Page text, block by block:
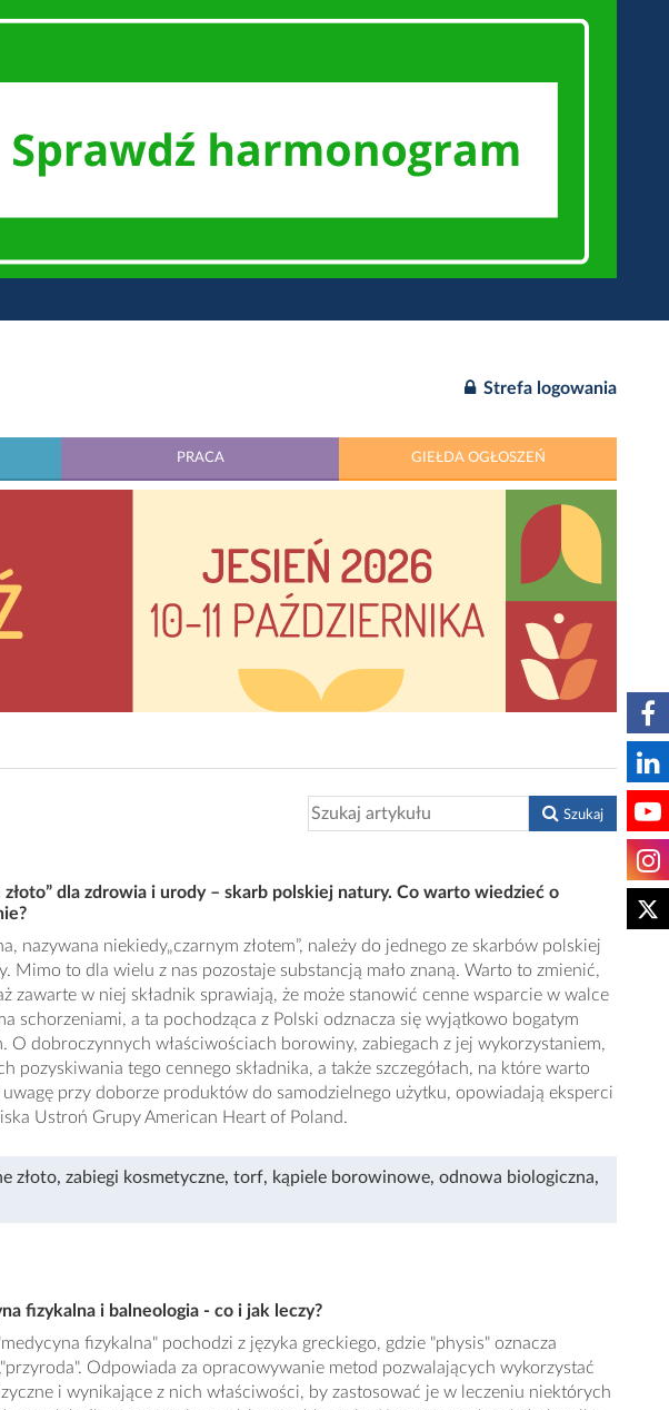
Strefa logowania
PRACA GIEŁDA OGŁOSZEŃ
Szukaj
złoto” dla zdrowia i urody – skarb polskiej natury. Co warto wiedzieć o
nazywana niekiedy„czarnym złotem”, należy do jednego ze skarbów polskiej
Mimo to dla wielu z nas pozostaje substancją mało znaną. Warto to zmienić,
zawarte w niej składnik sprawiają, że może stanowić cenne wsparcie w walce
schorzeniami, a ta pochodząca z Polski odznacza się wyjątkowo bogatym
O dobroczynnych właściwościach borowiny, zabiegach z jej wykorzystaniem,
pozyskiwania tego cennego składnika, a także szczegółach, na które warto
przy doborze produktów do samodzielnego użytku, opowiadają eksperci
Ustroń Grupy American Heart of Poland.
złoto, zabiegi kosmetyczne, torf, kąpiele borowinowe, odnowa biologiczna,
fizykalna i balneologia - co i jak leczy?
fizykalna" pochodzi z języka greckiego, gdzie "physis" oznacza
Odpowiada za opracowywanie metod pozwalających wykorzystać
i wynikające z nich właściwości, by zastosować je w leczeniu niektórych